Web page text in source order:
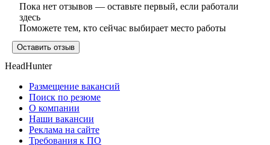
Пока нет отзывов — оставьте первый, если работали
здесь
Поможете тем, кто сейчас выбирает место работы
Оставить отзыв
HeadHunter
Размещение вакансий
Поиск по резюме
О компании
Наши вакансии
Реклама на сайте
Требования к ПО